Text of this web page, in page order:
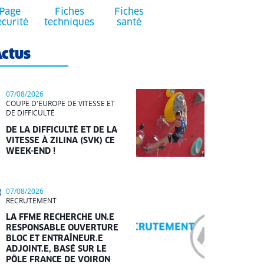
Fiches
techniques
Fiches
santé
07/08/2026
COUPE D'EUROPE DE VITESSE ET
DE DIFFICULTÉ
DE LA DIFFICULTÉ ET DE LA
VITESSE À ZILINA (SVK) CE
WEEK-END !
07/08/2026
RECRUTEMENT
LA FFME RECHERCHE UN.E
RESPONSABLE OUVERTURE
BLOC ET ENTRAÎNEUR.E
ADJOINT.E, BASÉ SUR LE
PÔLE FRANCE DE VOIRON